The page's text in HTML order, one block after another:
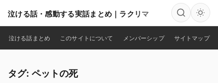
泣ける話・感動する実話まとめ｜ラクリマ
検索
泣ける話まとめ このサイトについて メンバーシップ サイトマップ
タグ: ペットの死